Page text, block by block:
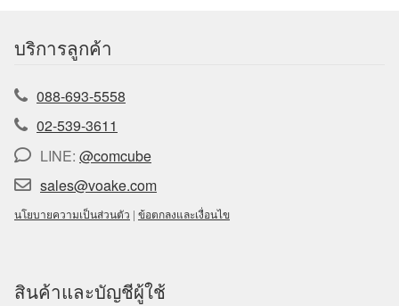
บริการลูกค้า
088-693-5558
02-539-3611
LINE: @comcube
sales@voake.com
นโยบายความเป็นส่วนตัว | ข้อตกลงและเงื่อนไข
สินค้าและบัญชีผู้ใช้